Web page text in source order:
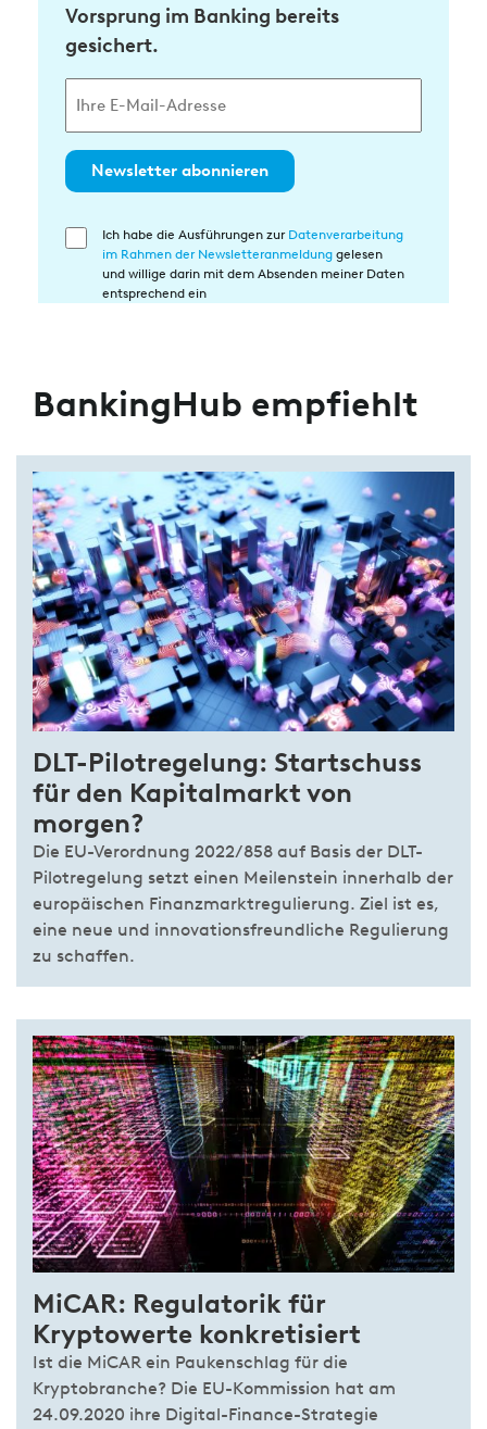
Vorsprung im Banking bereits
gesichert.
Newsletter abonnieren
Einwilligung
Ich habe die Ausführungen zur Datenverarbeitung
im Rahmen der Newsletteranmeldung gelesen
und willige darin mit dem Absenden meiner Daten
entsprechend ein
BankingHub empfiehlt
DLT-Pilotregelung: Startschuss
für den Kapitalmarkt von
morgen?
Die EU-Verordnung 2022/858 auf Basis der DLT-
Pilotregelung setzt einen Meilenstein innerhalb der
europäischen Finanzmarktregulierung. Ziel ist es,
eine neue und innovationsfreundliche Regulierung
zu schaffen.
MiCAR: Regulatorik für
Kryptowerte konkretisiert
Ist die MiCAR ein Paukenschlag für die
Kryptobranche? Die EU-Kommission hat am
24.09.2020 ihre Digital-Finance-Strategie